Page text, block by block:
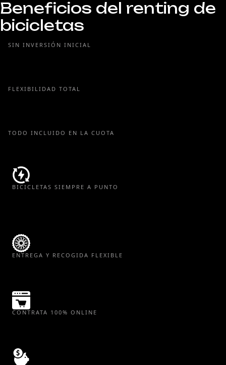
Beneficios del renting de
bicicletas
SIN INVERSIÓN INICIAL
FLEXIBILIDAD TOTAL
TODO INCLUIDO EN LA CUOTA
BICICLETAS SIEMPRE A PUNTO
ENTREGA Y RECOGIDA FLEXIBLE
CONTRATA 100% ONLINE